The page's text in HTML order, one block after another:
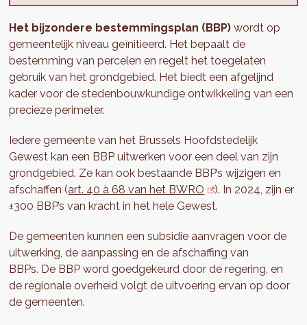
Het bijzondere bestemmingsplan (BBP) wordt op
gemeentelijk niveau geïnitieerd. Het bepaalt de
bestemming van percelen en regelt het toegelaten
gebruik van het grondgebied. Het biedt een afgelijnd
kader voor de stedenbouwkundige ontwikkeling van een
precieze perimeter.
Iedere gemeente van het Brussels Hoofdstedelijk
Gewest kan een BBP uitwerken voor een deel van zijn
grondgebied. Ze kan ook bestaande BBP’s wijzigen en
afschaffen (art. 40 à 68 van het BWRO
). In 2024, zijn er
±300 BBP’s van kracht in het hele Gewest.
De gemeenten kunnen een subsidie aanvragen voor de
uitwerking, de aanpassing en de afschaffing van
BBPs. De BBP word goedgekeurd door de regering, en
de regionale overheid volgt de uitvoering ervan op door
de gemeenten.